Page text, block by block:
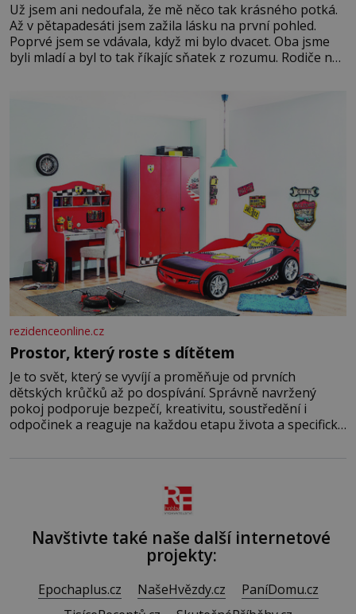
Už jsem ani nedoufala, že mě něco tak krásného potká.
Až v pětapadesáti jsem zažila lásku na první pohled.
Poprvé jsem se vdávala, když mi bylo dvacet. Oba jsme
byli mladí a byl to tak říkajíc sňatek z rozumu. Rodiče nás
rezidenceonline.cz
Prostor, který roste s dítětem
Je to svět, který se vyvíjí a proměňuje od prvních
dětských krůčků až po dospívání. Správně navržený
pokoj podporuje bezpečí, kreativitu, soustředění i
odpočinek a reaguje na každou etapu života a specifické
Navštivte také naše další internetové
projekty:
Epochaplus.cz NašeHvězdy.cz
PaníDomu.cz